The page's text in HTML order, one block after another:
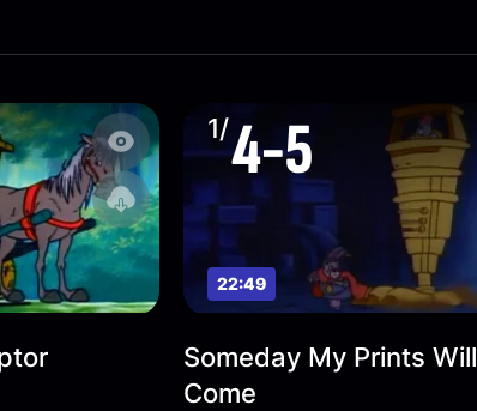
1/4-5
22:49
Someday My Prints Will
Come